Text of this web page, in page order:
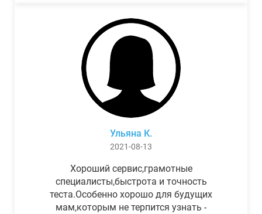
Ульяна К.
2021-08-13
Хороший сервис,грамотные
специалисты,быстрота и точность
теста.Особенно хорошо для будущих
мам,которым не терпится узнать -